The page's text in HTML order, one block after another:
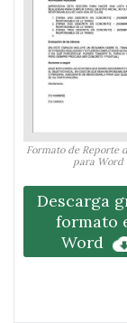
Formato de Reporte
para Word
Descarga
formato
Word